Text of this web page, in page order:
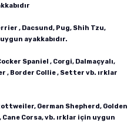
, Dacsund, Pug, Shih Tzu,
ayakkabıdır.
Spaniel , Corgi, Dalmaçyalı,
, Border Collie , Setter vb. ırklar
German Shepherd, Golden
Corsa, vb. ırklar için uygun